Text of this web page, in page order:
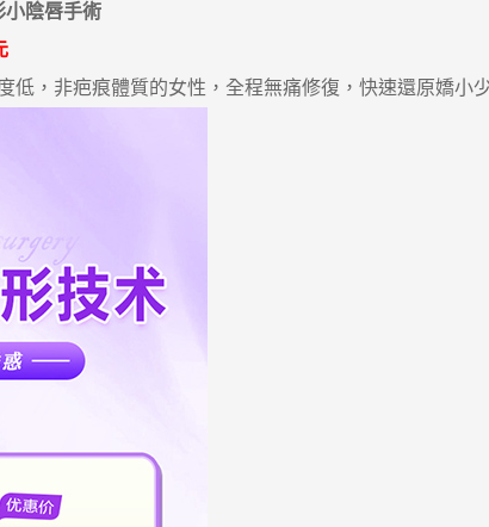
小陰唇手術
，非疤痕體質的女性，全程無痛修復，快速還原嬌小